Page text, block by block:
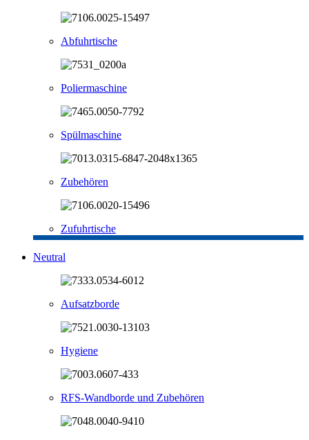
Abfuhrtische
Poliermaschine
Spülmaschine
Zubehören
Zufuhrtische
Neutral
Aufsatzborde
Hygiene
RFS-Wandborde und Zubehören